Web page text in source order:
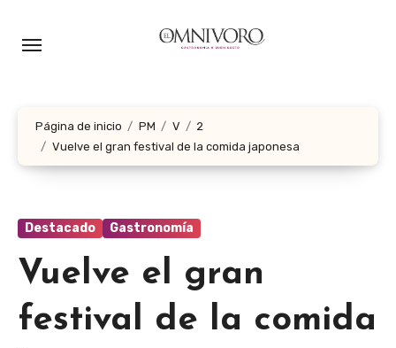
Página de inicio PM V
2
Vuelve el gran festival de la comida japonesa
Destacado Gastronomía
Vuelve el gran
festival de la comida